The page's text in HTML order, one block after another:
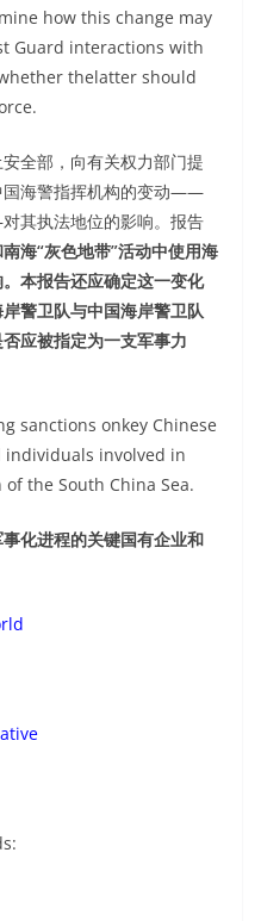
how this change may
Guard interactions with
thelatter should
全部，向有关权力部门提
国海警指挥机构的变动——
其执法地位的影响。报告
海“灰色地带”活动中使用海
本报告还应确定这一变化
警卫队与中国海岸警卫队
应被指定为一支军事力
sanctions onkey Chinese
involved in
the South China Sea.
化进程的关键国有企业和